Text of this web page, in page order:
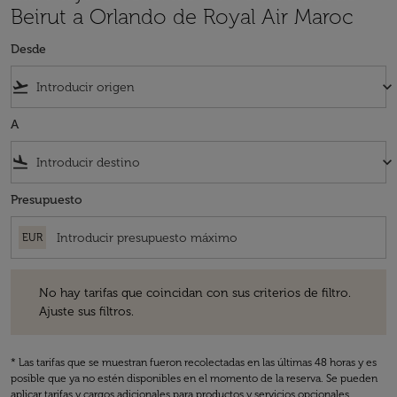
Beirut a Orlando de Royal Air Maroc
Desde
flight_takeoff keyboard_arrow_down
A
flight_land keyboard_arrow_down
Presupuesto
EUR
No hay tarifas que coincidan con sus criterios de filtro.
Ajuste sus filtros.
* Las tarifas que se muestran fueron recolectadas en las últimas 48 horas y es
posible que ya no estén disponibles en el momento de la reserva. Se pueden
aplicar tarifas y cargos adicionales para productos y servicios opcionales.